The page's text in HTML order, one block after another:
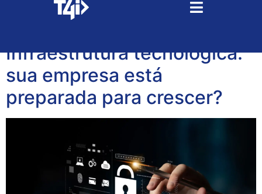
Tag:integrações
Infraestrutura tecnológica:
sua empresa está
preparada para crescer?